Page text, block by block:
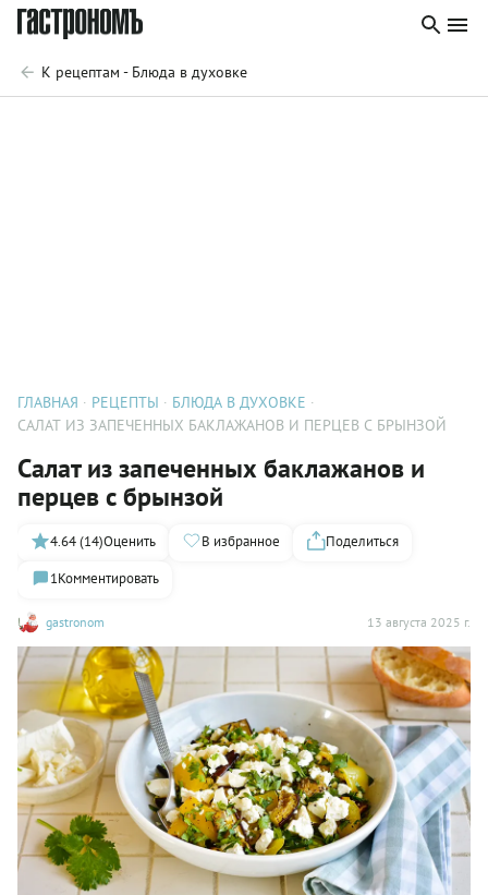
К рецептам - Блюда в духовке
ГЛАВНАЯ РЕЦЕПТЫ
БЛЮДА В ДУХОВКЕ
САЛАТ ИЗ ЗАПЕЧЕННЫХ БАКЛАЖАНОВ И ПЕРЦЕВ С БРЫНЗОЙ
Салат из запеченных баклажанов и
перцев с брынзой
gastronom 13 августа 2025 г.
4.64 (14)Оценить В избранное
Поделиться
1Комментировать